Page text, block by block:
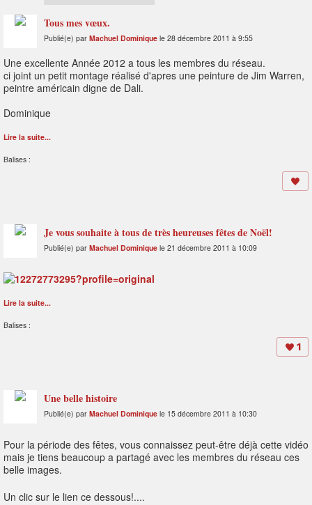
Tous mes vœux.
Publié(e) par Machuel Dominique le 28 décembre 2011 à 9:55
Une excellente Année 2012 a tous les membres du réseau.
ci joint un petit montage réalisé d'apres une peinture de Jim Warren,
peintre américain digne de Dali.
Dominique
Lire la suite...
Balises :
Je vous souhaite à tous de très heureuses fêtes de Noël!
Publié(e) par Machuel Dominique le 21 décembre 2011 à 10:09
Lire la suite...
Balises :
1
Une belle histoire
Publié(e) par Machuel Dominique le 15 décembre 2011 à 10:30
Pour la période des fêtes, vous connaissez peut-être déjà cette vidéo
mais je tiens beaucoup a partagé avec les membres du réseau ces
belle images.
Un clic sur le lien ce dessous!....